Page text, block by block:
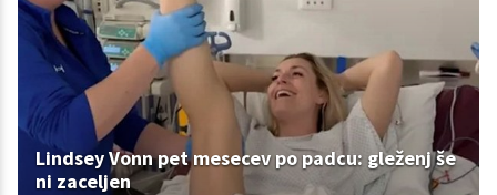
Lindsey Vonn pet mesecev po padcu: gleženj še
ni zaceljen